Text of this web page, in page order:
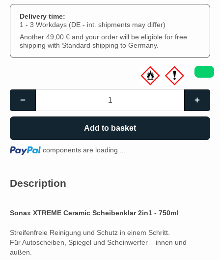
Delivery time:
1 - 3 Workdays (DE - int. shipments may differ)
Another 49,00 € and your order will be eligible for free
shipping with Standard shipping to Germany.
Add to basket
Loading... components are loading ...
Description
Sonax XTREME Ceramic Scheibenklar 2in1 - 750ml
Streifenfreie Reinigung und Schutz in einem Schritt.
Für Autoscheiben, Spiegel und Scheinwerfer – innen und
außen.